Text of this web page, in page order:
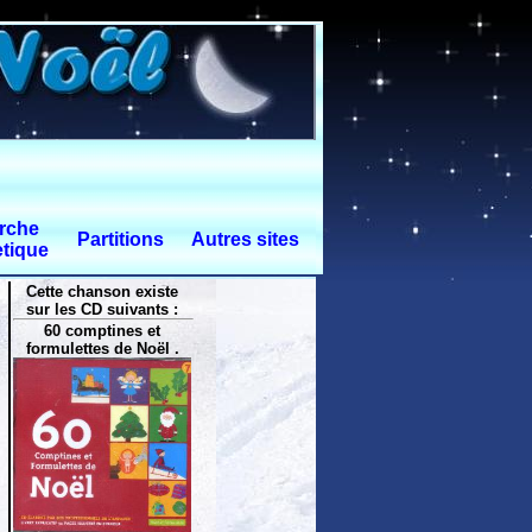
Partitions Autres sites
Cette chanson existe
sur les CD suivants :
60 comptines et
formulettes de Noël .